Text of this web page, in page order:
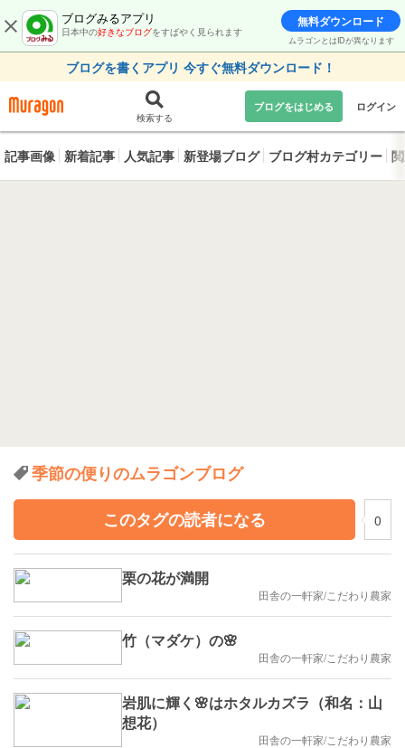
ブログみるアプリ
日本中の好きなブログをすばやく見られます
無料ダウンロード
ムラゴンとはIDが異なります
ブログを書くアプリ 今すぐ無料ダウンロード！
検索する
ブログをはじめる ログイン
記事画像 新着記事 人気記事 新登場ブログ ブログ村カテゴリー
季節の便りのムラゴンブログ
このタグの読者になる
0
栗の花が満開
田舎の一軒家/こだわり農家
竹（マダケ）の🌸
田舎の一軒家/こだわり農家
岩肌に輝く🌸はホタルカズラ（和名：山
想花）
田舎の一軒家/こだわり農家